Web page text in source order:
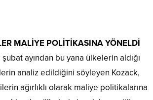
MALİYE POLİTİKASINA YÖNELDİ
şubat ayından bu yana ülkelerin aldığı
analiz edildiğini söyleyen Kozack,
ağırlıklı olarak maliye politikalarına